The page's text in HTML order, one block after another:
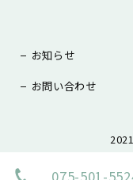
075-501-
お知らせ
お問い合わせ